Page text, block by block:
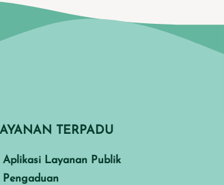
TERPADU
Aplikasi Layanan Publik
Pengaduan